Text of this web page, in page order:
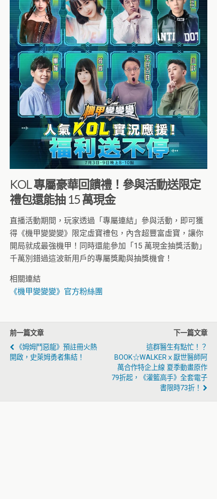
KOL 專屬豪華回饋禮！參與活動送限定
禮包還能抽 15 萬現金
直播活動期間，玩家透過「專屬連結」參與活動，即可獲
得《機甲變變變》限定虛寶禮包，內含超豐富虛寶，讓你
開局就成最強機甲！同時還能參加「15 萬現金抽獎活動」
千萬別錯過這波新用戶的專屬獎勵與抽獎機會！
相關連結
《機甲變變變》官方粉絲團
前一篇文章
《姆姆鬥惡龍》預註冊火熱
開啟，史萊姆勇者集結！
下一篇文章
這群醫生有點忙！？
BOOK☆WALKERｘ厭世醫師阿
萬合作特企上線 夏季動畫原作
79折起，《灌籃高手》全套電子
書限時73折！